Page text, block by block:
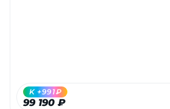
99 190 ₽
K +991₽